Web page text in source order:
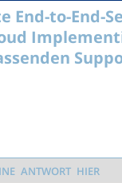
End-to-End-
ANTWORT HIER